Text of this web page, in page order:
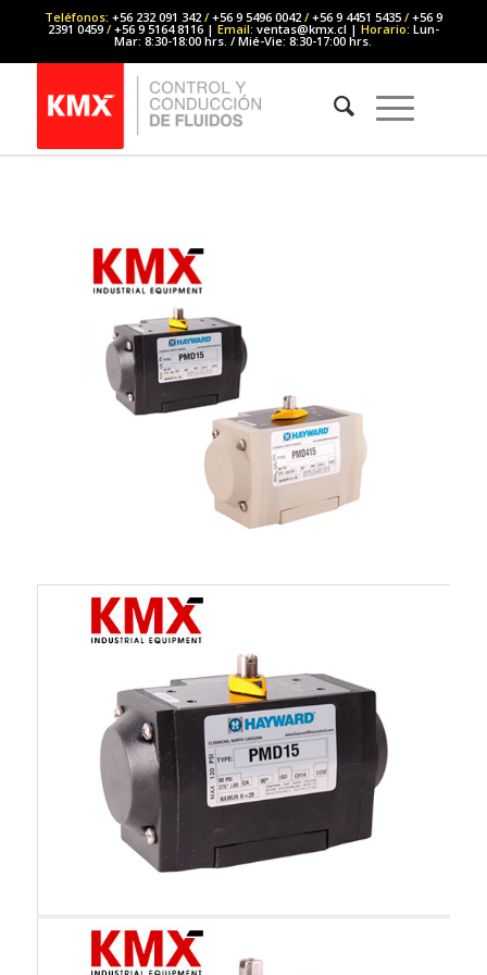
Teléfonos: +56 232 091 342 /+56 9 5496 0042 /+56 9 4451 5435 /+56 9
2391 0459 /+56 9 5164 8116 | Email: ventas@kmx.cl | Horario: Lun-
Mar: 8:30-18:00 hrs. / Mié-Vie: 8:30-17:00 hrs.